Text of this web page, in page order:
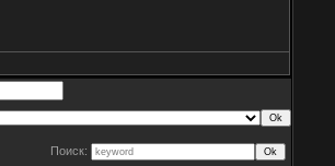
Поиск: